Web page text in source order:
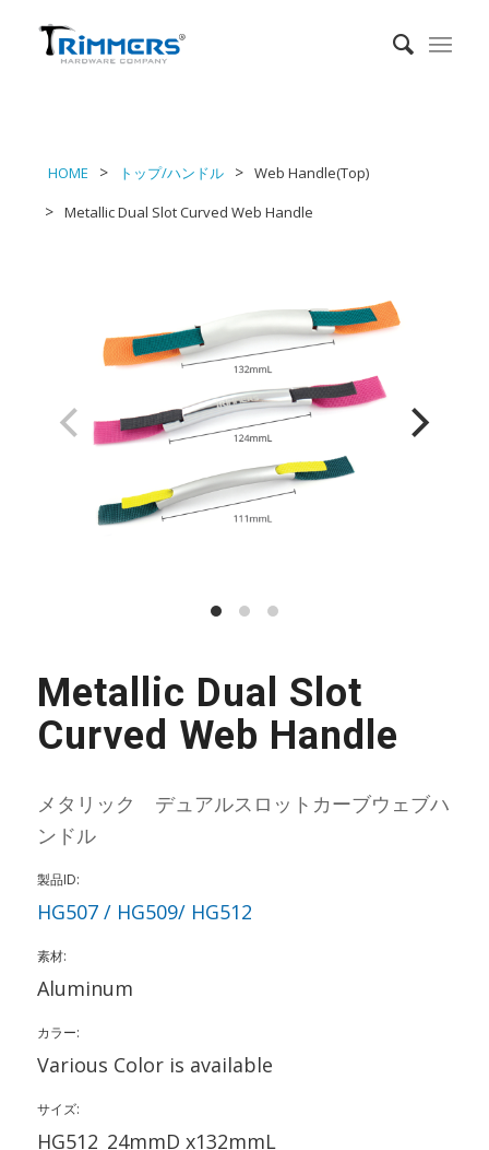
HOME トップ/ハンドル
Web Handle(Top)
Metallic Dual Slot Curved Web Handle
Metallic Dual Slot
Curved Web Handle
メタリック デュアルスロットカーブウェブハ
ンドル
製品ID:
HG507 / HG509/ HG512
素材:
Aluminum
カラー:
Various Color is available
サイズ:
HG512_24mmD x132mmL